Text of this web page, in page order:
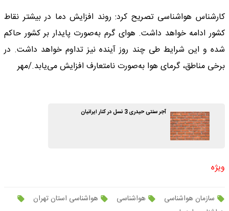
کارشناس هواشناسی تصریح کرد: روند افزایش دما در بیشتر نقاط
کشور ادامه خواهد داشت. هوای گرم به‌صورت پایدار بر کشور حاکم
شده و این شرایط طی چند روز آینده نیز تداوم خواهد داشت. در
برخی مناطق، گرمای هوا به‌صورت نامتعارف افزایش می‌یابد./مهر
آجر سنتی حیدری 3 نسل در کنار ایرانیان
ویژه
سازمان هواشناسی هواشناسی
هواشناسی استان تهران